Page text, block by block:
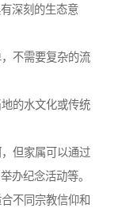
深刻的生态意
不需要复杂的流
的水文化或传统
但家属可以通过
办纪念活动等。
不同宗教信仰和